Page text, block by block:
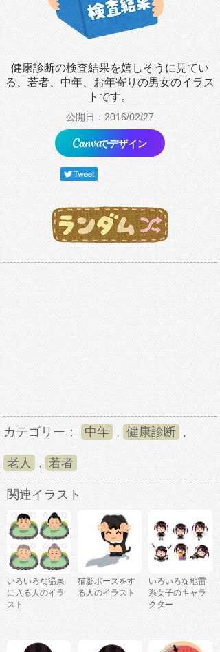
健康診断の検査結果を嬉しそうに見てい
る、若者、中年、お年寄りの男女のイラス
トです。
公開日：2016/02/27
でデザイン
カテゴリー： 中年 , 健康診断 ,
老人 , 若者
関連イラスト
いろいろな温泉
に入る人のイラ
スト
猫影ポーズをす
る人のイラスト
いろいろな地雷
系女子のキャラ
クター